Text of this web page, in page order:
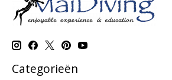
Categorieën